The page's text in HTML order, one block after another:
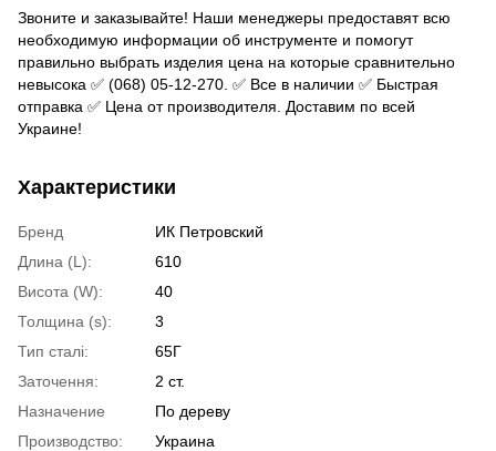
Звоните и заказывайте! Наши менеджеры предоставят всю
необходимую информации об инструменте и помогут
правильно выбрать изделия цена на которые сравнительно
невысока ✅ (068) 05-12-270. ✅ Все в наличии ✅ Быстрая
отправка ✅ Цена от производителя. Доставим по всей
Украине!
Характеристики
Бренд
ИК Петровский
Длина (L):
610
Висота (W):
40
Толщина (s):
3
Тип сталі:
65Г
Заточення:
2 ст.
Назначение
По дереву
Производство:
Украина